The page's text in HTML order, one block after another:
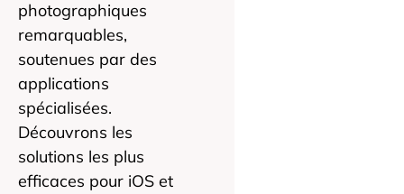
photographiques
remarquables,
soutenues par des
applications
spécialisées.
Découvrons les
solutions les plus
efficaces pour iOS et